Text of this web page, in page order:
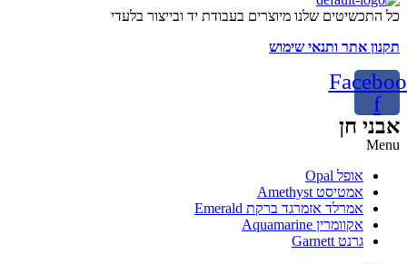
כל התכשיטים שלנו מיוצרים בעבודת יד ובייצור בלעדי
תקנון אתר ותנאי שימוש
f
אבני חן
Menu
אופל Opal
אמטיסט Amethyst
אמרלד אזמרגד ברקת Emerald
אקוומרין Aquamarine
גרנט Garnett